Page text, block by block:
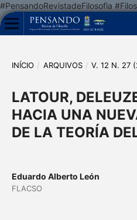
#PensandoRevistadeFilosofia
INÍCIO / ARQUIVOS / V. 12 N. 27
LATOUR,
HACIA UNA
DE LA TEORÍA
Eduardo Alberto León
FLACSO